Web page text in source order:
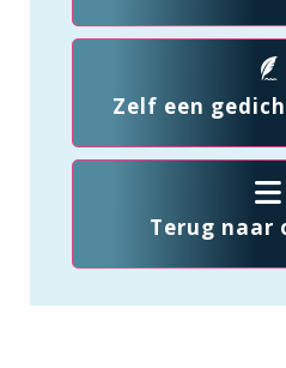
Zelf een
Terug naar